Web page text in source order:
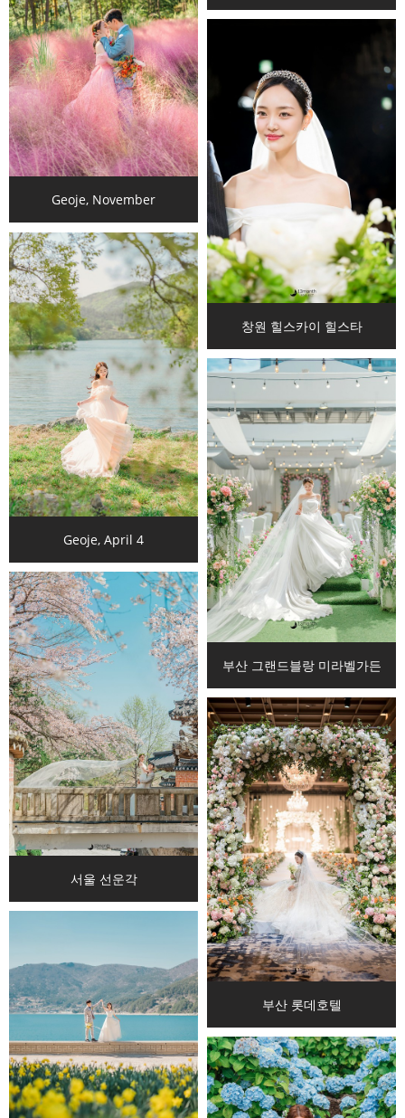
Geoje, November
창원 힐스카이 힐스타
Geoje, April 4
부산 그랜드블랑 미라벨가든
서울 선운각
부산 롯데호텔